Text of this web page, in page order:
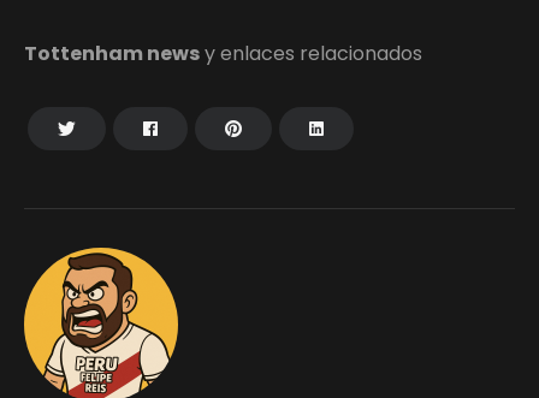
Tottenham newsy enlaces relacionados